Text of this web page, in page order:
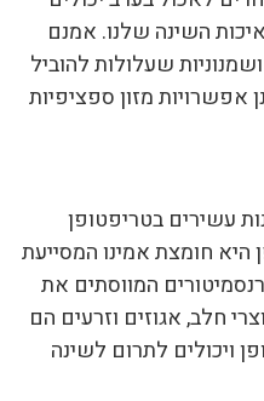
השינה שלנו. אמנם
שעלולות להוביל
אפשרויות מזון ספציפיות
עשירים בטריפטופן
היא חומצת אמינו המסייעת
המווסתים את
חלב, אגוזים וזרעים הם
ויכולים לתרום לשינה